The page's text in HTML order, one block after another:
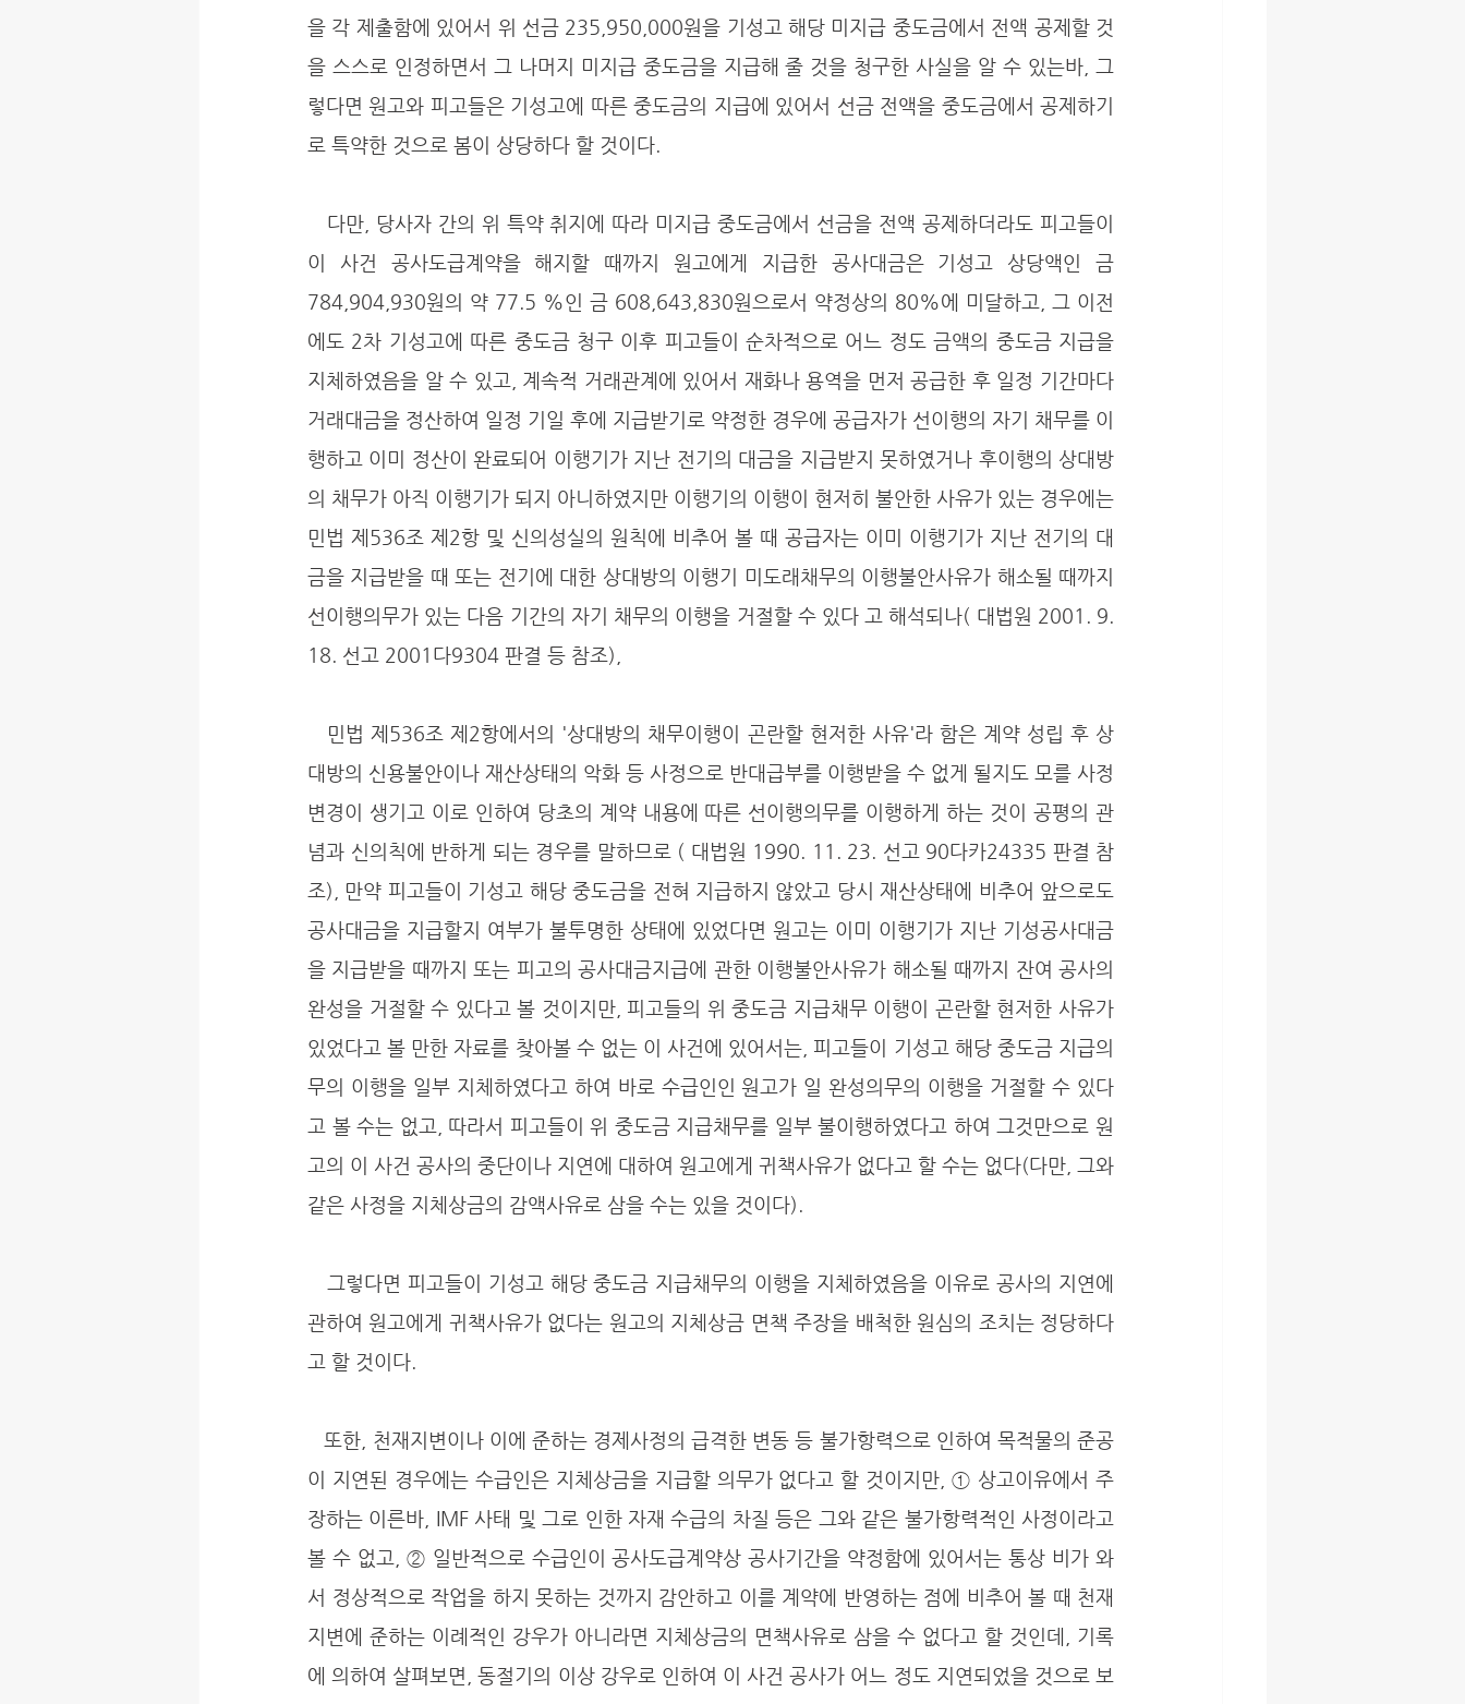
을 각 제출함에 있어서 위 선금 235,950,000원을 기성고 해당 미지급 중도금에서 전액 공제할 것
을 스스로 인정하면서 그 나머지 미지급 중도금을 지급해 줄 것을 청구한 사실을 알 수 있는바, 그
렇다면 원고와 피고들은 기성고에 따른 중도금의 지급에 있어서 선금 전액을 중도금에서 공제하기
로 특약한 것으로 봄이 상당하다 할 것이다.
이 사건 공사도급계약을 해지할 때까지 원고에게 지급한 공사대금은 기성고 상당액인 금
784,904,930원의 약 77.5 %인 금 608,643,830원으로서 약정상의 80%에 미달하고, 그 이전
에도 2차 기성고에 따른 중도금 청구 이후 피고들이 순차적으로 어느 정도 금액의 중도금 지급을
지체하였음을 알 수 있고, 계속적 거래관계에 있어서 재화나 용역을 먼저 공급한 후 일정 기간마다
거래대금을 정산하여 일정 기일 후에 지급받기로 약정한 경우에 공급자가 선이행의 자기 채무를 이
행하고 이미 정산이 완료되어 이행기가 지난 전기의 대금을 지급받지 못하였거나 후이행의 상대방
의 채무가 아직 이행기가 되지 아니하였지만 이행기의 이행이 현저히 불안한 사유가 있는 경우에는
민법 제536조 제2항 및 신의성실의 원칙에 비추어 볼 때 공급자는 이미 이행기가 지난 전기의 대
금을 지급받을 때 또는 전기에 대한 상대방의 이행기 미도래채무의 이행불안사유가 해소될 때까지
선이행의무가 있는 다음 기간의 자기 채무의 이행을 거절할 수 있다 고 해석되나( 대법원 2001. 9.
18. 선고 2001다9304 판결 등 참조),
대방의 신용불안이나 재산상태의 악화 등 사정으로 반대급부를 이행받을 수 없게 될지도 모를 사정
변경이 생기고 이로 인하여 당초의 계약 내용에 따른 선이행의무를 이행하게 하는 것이 공평의 관
념과 신의칙에 반하게 되는 경우를 말하므로 ( 대법원 1990. 11. 23. 선고 90다카24335 판결 참
조), 만약 피고들이 기성고 해당 중도금을 전혀 지급하지 않았고 당시 재산상태에 비추어 앞으로도
공사대금을 지급할지 여부가 불투명한 상태에 있었다면 원고는 이미 이행기가 지난 기성공사대금
을 지급받을 때까지 또는 피고의 공사대금지급에 관한 이행불안사유가 해소될 때까지 잔여 공사의
완성을 거절할 수 있다고 볼 것이지만, 피고들의 위 중도금 지급채무 이행이 곤란할 현저한 사유가
있었다고 볼 만한 자료를 찾아볼 수 없는 이 사건에 있어서는, 피고들이 기성고 해당 중도금 지급의
무의 이행을 일부 지체하였다고 하여 바로 수급인인 원고가 일 완성의무의 이행을 거절할 수 있다
고 볼 수는 없고, 따라서 피고들이 위 중도금 지급채무를 일부 불이행하였다고 하여 그것만으로 원
고의 이 사건 공사의 중단이나 지연에 대하여 원고에게 귀책사유가 없다고 할 수는 없다(다만, 그와
같은 사정을 지체상금의 감액사유로 삼을 수는 있을 것이다).
관하여 원고에게 귀책사유가 없다는 원고의 지체상금 면책 주장을 배척한 원심의 조치는 정당하다
고 할 것이다.
이 지연된 경우에는 수급인은 지체상금을 지급할 의무가 없다고 할 것이지만, ① 상고이유에서 주
장하는 이른바, IMF 사태 및 그로 인한 자재 수급의 차질 등은 그와 같은 불가항력적인 사정이라고
볼 수 없고, ② 일반적으로 수급인이 공사도급계약상 공사기간을 약정함에 있어서는 통상 비가 와
서 정상적으로 작업을 하지 못하는 것까지 감안하고 이를 계약에 반영하는 점에 비추어 볼 때 천재
지변에 준하는 이례적인 강우가 아니라면 지체상금의 면책사유로 삼을 수 없다고 할 것인데, 기록
에 의하여 살펴보면, 동절기의 이상 강우로 인하여 이 사건 공사가 어느 정도 지연되었을 것으로 보